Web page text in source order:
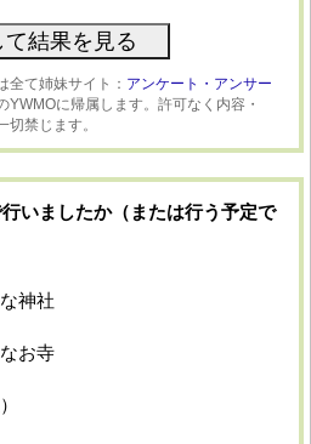
全て姉妹サイト： アンケート・アンサー
YWMOに帰属します。許可なく内容・
禁じます。
いましたか（または行う予定で
神社
お寺